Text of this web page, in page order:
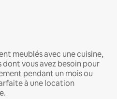
meublés avec une cuisine,
vous avez besoin pour
pendant un mois ou
à une location